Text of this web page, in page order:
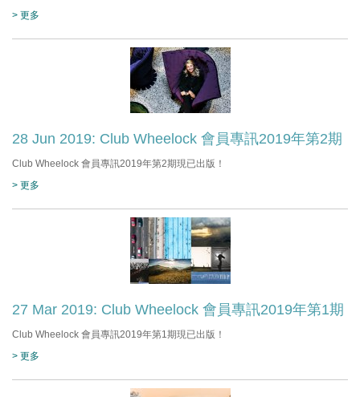
> 更多
28 Jun 2019: Club Wheelock 會員專訊2019年第2期
Club Wheelock 會員專訊2019年第2期現已出版！
> 更多
27 Mar 2019: Club Wheelock 會員專訊2019年第1期
Club Wheelock 會員專訊2019年第1期現已出版！
> 更多